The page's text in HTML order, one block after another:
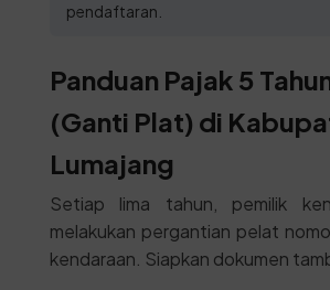
pendaftaran.
Panduan Pajak 5
(Ganti Plat) di
Lumajang
Setiap lima tahun, pemilik
melakukan pergantian pelat
kendaraan. Siapkan dokumen